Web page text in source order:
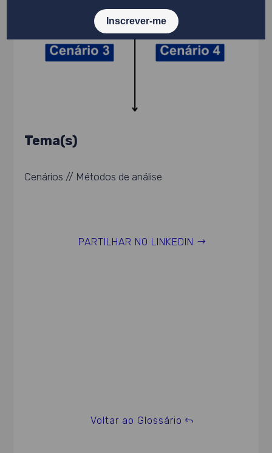
Tema(s)
Cenários // Métodos de análise
PARTILHAR NO LINKEDIN
Voltar ao Glossário